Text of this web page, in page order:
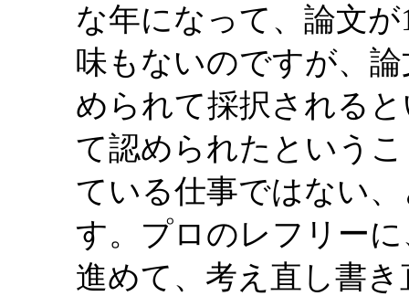
な年になって、論文
味もないのですが、
められて採択される
て認められたという
ている仕事ではない
す。プロのレフリー
進めて、考え直し書